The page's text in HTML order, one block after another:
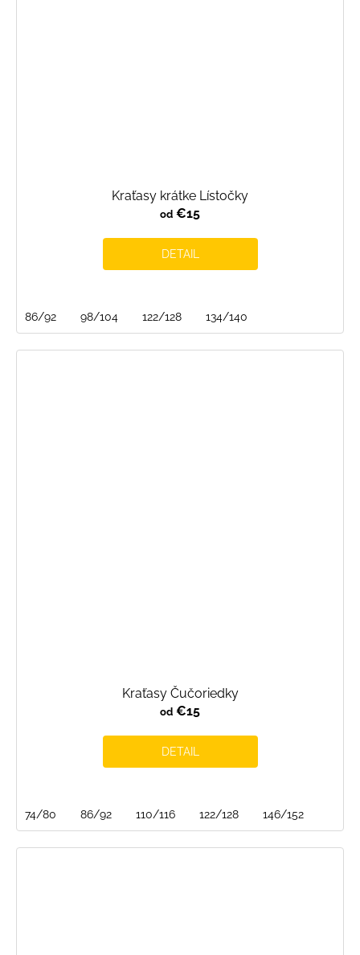
Kraťasy krátke Lístočky
od €15
DETAIL
86/92 98/104 122/128 134/140
Kraťasy Čučoriedky
od €15
DETAIL
74/80 86/92 110/116 122/128 146/152